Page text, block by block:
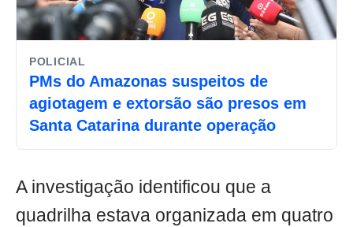
POLICIAL
PMs do Amazonas suspeitos de
agiotagem e extorsão são presos em
Santa Catarina durante operação
A investigação identificou que a
quadrilha estava organizada em quatro